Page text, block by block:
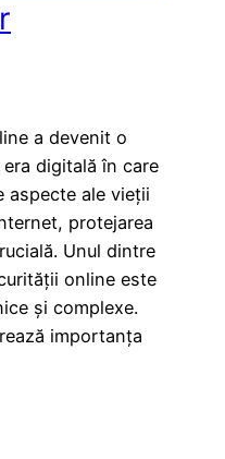
a devenit o
digitală în care
aspecte ale vieții
protejarea
Unul dintre
online este
și complexe.
importanța